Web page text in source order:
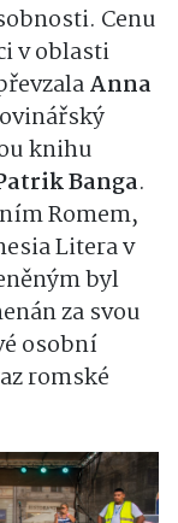
Cenu
v oblasti
Anna
knihu
Banga.
Romem,
Litera v
byl
za svou
osobní
romské